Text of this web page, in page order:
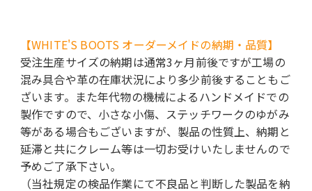
【WHITE'S BOOTS オーダーメイドの納期・品質】
受注生産サイズの納期は通常3ヶ月前後ですが工場の
混み具合や革の在庫状況により多少前後することもご
ざいます。また年代物の機械によるハンドメイドでの
製作ですので、小さな小傷、ステッチワークのゆがみ
等がある場合もございますが、製品の性質上、納期と
延滞と共にクレーム等は一切お受けいたしませんので
予めご了承下さい。
（当社規定の検品作業にて不良品と判断した製品を納